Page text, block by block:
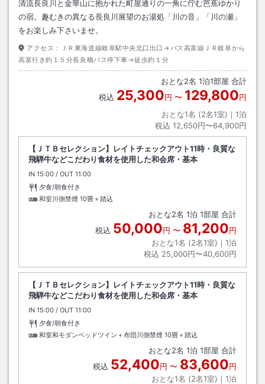
清流長良川と金華山に抱かれた町屋通りの一角に佇む芭蕉ゆかり
の宿。趣むきの異なる長良川展望のお湯処「川の音」「川の瀬」
をお楽しみ下さいませ。
アクセス：
ＪＲ東海道線岐阜駅中央北口出口→バス高富線ＪＲ岐阜から
高富行き約１５分長良橋バス停下車→徒歩約１分
おとな2名 1泊1部屋 合計
税込 25,300円 〜 129,800円
おとな1名 (2名1室)｜ 1泊
税込 12,650円〜64,900円
【ＪＴＢセレクション】レイトチェックアウト11時・良質な
飛騨牛などこだわり食材を使用した和会席・基本
IN チェックイン
15:00 / OUT チェックアウト
11:00
夕食/朝食付き
和室川側禁煙 10畳＋踏込
おとな2名 1泊 1部屋 合計
税込 50,000円 〜 81,200円
おとな1名 (2名1室)｜ 1泊
税込 25,000円〜40,600円
【ＪＴＢセレクション】レイトチェックアウト11時・良質な
飛騨牛などこだわり食材を使用した和会席・基本
IN チェックイン
15:00 / OUT チェックアウト
11:00
夕食/朝食付き
和室和モダンベッドツイン＋布団川側禁煙 10畳＋踏込
おとな2名 1泊 1部屋 合計
税込 52,400円 〜 83,600円
おとな1名 (2名1室)｜ 1泊